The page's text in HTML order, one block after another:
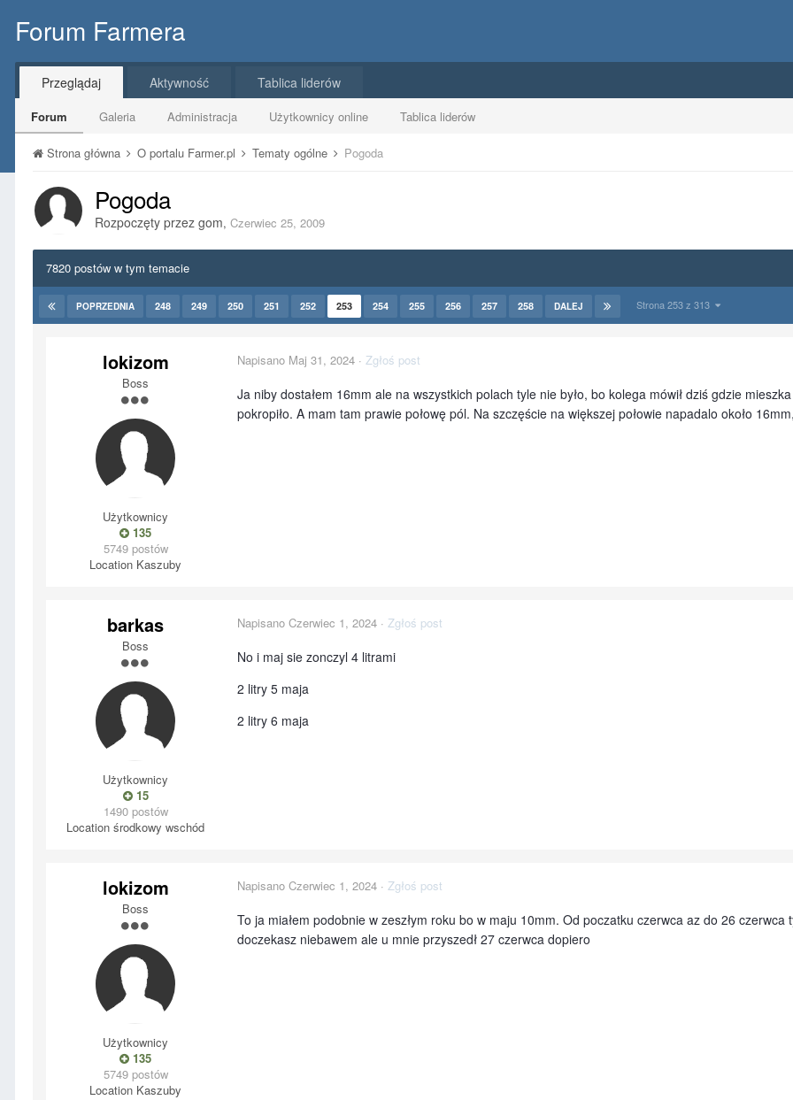
Forum Farmera
Przeglądaj
Forum Galeria Administracja Użytkownicy online Tablica liderów
Aktywność Tablica liderów
Strona główna O portalu Farmer.pl Tematy ogólne Pogoda
Pogoda
Rozpoczęty przez gom, Czerwiec 25, 2009
7820 postów w tym temacie
POPRZEDNIA 248 249 250 251 252 253 254 255 256 257 258 DALEJ Strona 253 z 313
lokizom
Boss
Użytkownicy
135
5749 postów
Location Kaszuby
Napisano Maj 31, 2024 · Zgłoś post
Ja niby dostałem 16mm ale na wszystkich polach tyle nie było, bo kolega mówił dziś gdzie
pokropiło. A mam tam prawie połowę pól. Na szczęście na większej połowie napadalo około
barkas
Boss
Użytkownicy
15
1490 postów
Location środkowy wschód
Napisano Czerwiec 1, 2024 · Zgłoś post
No i maj sie zonczyl 4 litrami
2 litry 5 maja
2 litry 6 maja
lokizom
Boss
Użytkownicy
135
5749 postów
Location Kaszuby
Napisano Czerwiec 1, 2024 · Zgłoś post
To ja miałem podobnie w zeszłym roku bo w maju 10mm. Od poczatku czerwca az do 26
doczekasz niebawem ale u mnie przyszedł 27 czerwca dopiero